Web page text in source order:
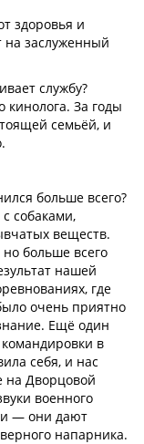
здоровья и
на заслуженный
службу?
кинолога. За годы
семьёй, и
больше всего?
собаками,
веществ.
больше всего
нашей
где
очень приятно
Ещё один
в
себя, и нас
на Дворцовой
военного
— они дают
напарника.